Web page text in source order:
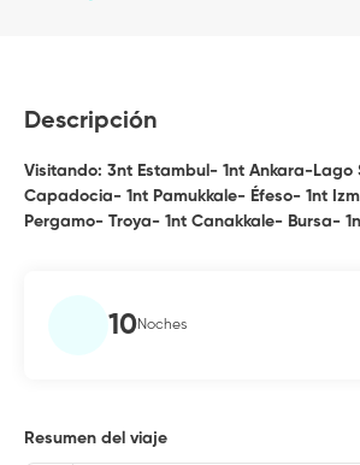
Descripción
Visitando: 3nt Estambul- 1nt Ankara-Lago
Capadocia- 1nt Pamukkale- Éfeso- 1nt
Pergamo- Troya- 1nt Canakkale- Bursa-
10Noches
Resumen del viaje